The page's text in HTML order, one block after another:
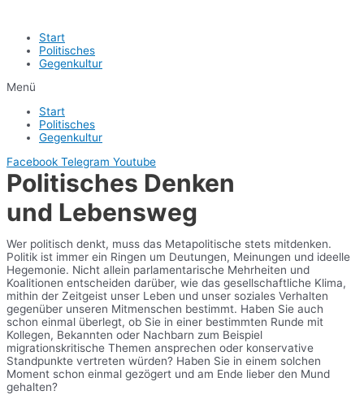
Start
Politisches
Gegenkultur
Menü
Start
Politisches
Gegenkultur
Facebook Telegram Youtube
Politisches Denken
und Lebensweg
Wer politisch denkt, muss das Metapolitische stets mitdenken.
Politik ist immer ein Ringen um Deutungen, Meinungen und ideelle
Hegemonie. Nicht allein parlamentarische Mehrheiten und
Koalitionen entscheiden darüber, wie das gesellschaftliche Klima,
mithin der Zeitgeist unser Leben und unser soziales Verhalten
gegenüber unseren Mitmenschen bestimmt. Haben Sie auch
schon einmal überlegt, ob Sie in einer bestimmten Runde mit
Kollegen, Bekannten oder Nachbarn zum Beispiel
migrationskritische Themen ansprechen oder konservative
Standpunkte vertreten würden? Haben Sie in einem solchen
Moment schon einmal gezögert und am Ende lieber den Mund
gehalten?